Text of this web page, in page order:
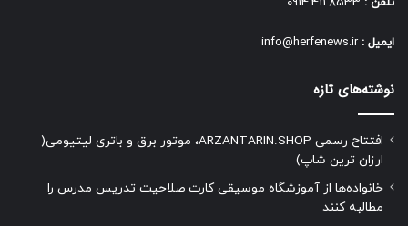
ایمیل : info@herfenews.ir
نوشته‌های تازه
افتتاح رسمی ARZANTARIN.SHOP، موتور برق و باتری لیتیومی(
ارزان ترین شاپ)
خانواده‌ها از آموزشگاه موسیقی کارت صلاحیت تدریس مدرس را
مطالبه کنند